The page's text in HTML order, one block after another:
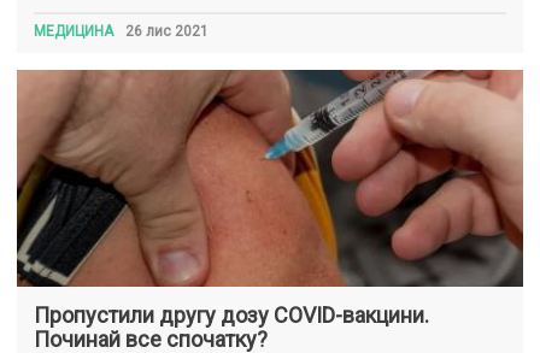
МЕДИЦИНА 26 лис 2021
Пропустили другу дозу COVID-вакцини.
Починай все спочатку?